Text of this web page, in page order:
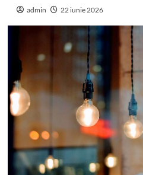
admin 22 iunie 2026